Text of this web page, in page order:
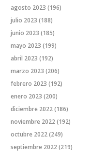
agosto 2023 (196)
julio 2023 (188)
junio 2023 (185)
mayo 2023 (199)
abril 2023 (192)
marzo 2023 (206)
febrero 2023 (192)
enero 2023 (200)
diciembre 2022(186)
noviembre 2022(192)
octubre 2022(249)
septiembre 2022(219)